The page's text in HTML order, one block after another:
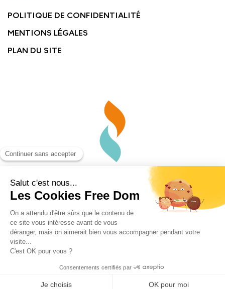
POLITIQUE DE CONFIDENTIALITÉ
MENTIONS LÉGALES
PLAN DU SITE